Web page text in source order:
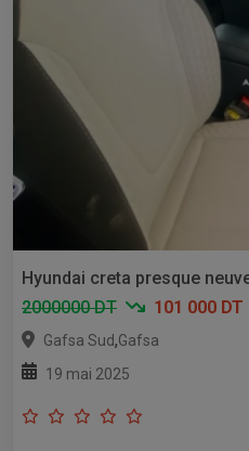
Hyundai creta presque
2000000 DT
101 000 DT
Gafsa Sud,Gafsa
19 mai 2025